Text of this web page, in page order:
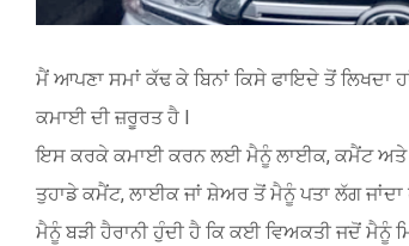
ਮੈਂ ਆਪਣਾ ਸਮਾਂ ਕੱਢ ਕੇ ਬਿਨਾਂ ਕਿਸੇ ਫਾਇਦੇ ਤੋਂ
ਕਮਾਈ ਦੀ ਜ਼ਰੂਰਤ ਹੈ l
ਇਸ ਕਰਕੇ ਕਮਾਈ ਕਰਨ ਲਈ ਮੈਨੂੰ ਲਾਈਕ, ਕਮੈਂਟ ਅਤੇ
ਤੁਹਾਡੇ ਕਮੈਂਟ, ਲਾਈਕ ਜਾਂ ਸ਼ੇਅਰ ਤੋਂ ਮੈਨੂੰ ਪਤਾ ਲੱਗ ਜਾਂਦਾ
ਮੈਨੂੰ ਬੜੀ ਹੈਰਾਨੀ ਹੁੰਦੀ ਹੈ ਕਿ ਕਈ ਵਿਅਕਤੀ ਜਦੋਂ ਮੈਨੂੰ